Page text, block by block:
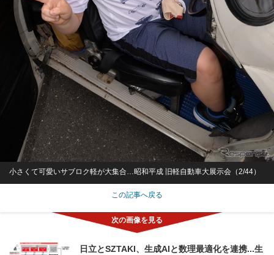
小さくて可愛いサブロク軽が大集合…昭和平成 旧軽自動車大展示会（2/44）
この記事へ戻る
日立とSZTAKI、生成AIと数理最適化を連携...生